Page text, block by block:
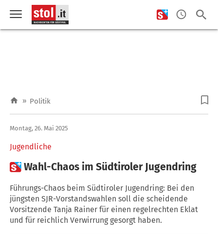
» Politik
Jugendliche
Montag, 26. Mai 2025
Wahl-Chaos im Südtiroler Jugendring
Führungs-Chaos beim Südtiroler Jugendring: Bei den
jüngsten SJR-Vorstandswahlen soll die scheidende
Vorsitzende Tanja Rainer für einen regelrechten Eklat
und für reichlich Verwirrung gesorgt haben.